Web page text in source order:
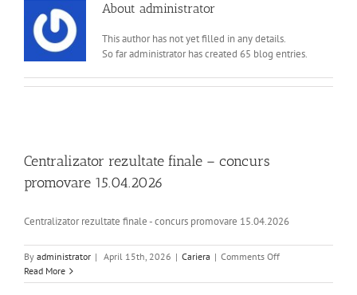
About administrator
This author has not yet filled in any details.
So far administrator has created 65 blog entries.
Centralizator rezultate finale – concurs
promovare 15.04.2026
Centralizator rezultate finale - concurs promovare 15.04.2026
By administrator | April 15th, 2026 | Cariera | Comments Offon
rezultate
Read More